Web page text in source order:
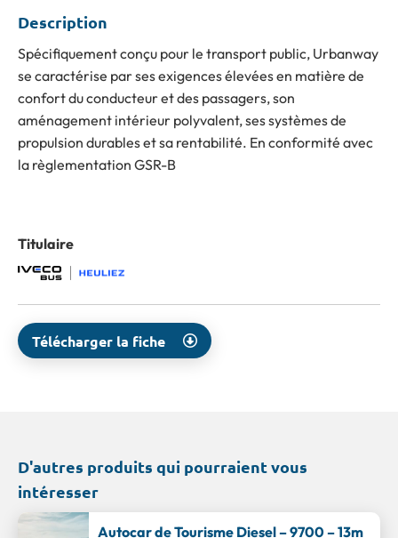
Description
Spécifiquement conçu pour le transport public, Urbanway
se caractérise par ses exigences élevées en matière de
confort du conducteur et des passagers, son
aménagement intérieur polyvalent, ses systèmes de
propulsion durables et sa rentabilité. En conformité avec
la règlementation GSR-B
Titulaire
Télécharger la fiche
D'autres produits qui pourraient vous
intéresser
Autocar de Tourisme Diesel – 9700 – 13m